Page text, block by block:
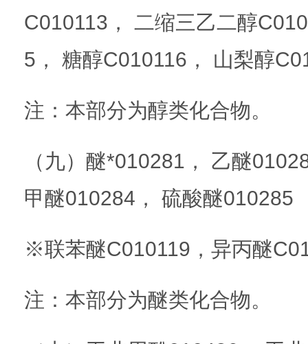
C010113， 二缩三乙二醇
5， 糖醇C010116， 山梨醇
注：本部分为醇类化合物。
（九）醚*010281， 乙醚
甲醚010284， 硫酸醚010285
※联苯醚C010119，异丙醚
注：本部分为醚类化合物。